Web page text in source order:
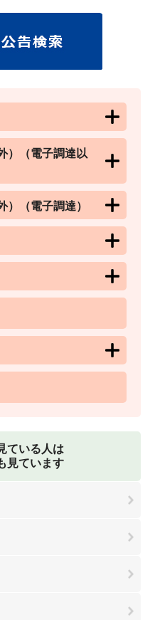
）（電子調達以
）（電子調達）
ている人は
見ています